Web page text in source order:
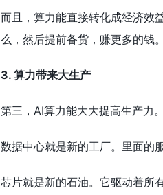
而且，算力能直接转化成经济效
么，然后提前备货，赚更多的钱
3. 算力带来大生产
第三，AI算力能大大提高生产力
数据中心就是新的工厂。里面的
芯片就是新的石油。它驱动着所